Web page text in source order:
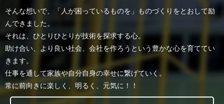
そんな想いで、「人が困っているものを」ものづくりをとおして励
んできました。
それは、ひとりひとりが技術を探求する心。
助け合い、より良い社会、会社を作ろうという豊かな心を育ててい
きます。
仕事を通して家族や自分自身の幸せに繋げていく。
常に前向きに楽しく、明るく、元気に！！